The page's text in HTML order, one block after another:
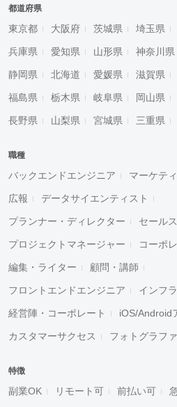
都道府県
東京都 大阪府 茨城県 埼玉県
兵庫県 愛知県 山形県 神奈川県
静岡県 北海道 愛媛県 滋賀県
福島県 栃木県 岐阜県 岡山県
長野県 山梨県 宮城県 三重県
職種
バックエンドエンジニア マーケテ
広報 データサイエンティスト
プランナー・ディレクター セールス
プロジェクトマネージャー コーポ
編集・ライター 顧問・講師
フロントエンドエンジニア インフ
経営陣・コーポレート iOS/Android
カスタマーサクセス フォトグラフ
特徴
副業OK リモート可 前払い可